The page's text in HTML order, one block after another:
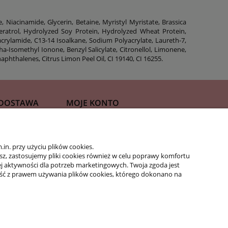
Glycerin, Betaine, Myristyl Myristate, Brassica
Hydrolyzed Soy Protein, Hydrolyzed Wheat Protein,
C13-14 Isoalkane, Sodium Polyacrylate, Laureth-7,
Isomethyl Ionone, Benzyl Salicylate, Citronellol, Limonene,
Citrus Limon Peel Oil, CI 19140, CI 16255.
MOJE KONTO
Ustawienia konta
Ulubione
przy użyciu plików cookies.
zastosujemy pliki cookies również w celu poprawy komfortu
aktywności dla potrzeb marketingowych. Twoja zgoda jest
z prawem używania plików cookies, którego dokonano na